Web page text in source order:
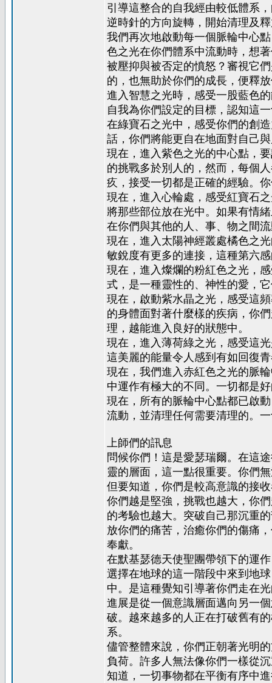
引導這整合的自我經由較低體系
逆時針的方向旋轉，開始清理及
我們再次地啟動每一個脈輪中心
色之光在你們體系中流動時，想
被壓抑與被否定的憤怒？審視它
的，也無助於你們的成長，便釋
進入智慧之光時，感受一股藍色
自我為你們設定的目標，認知這
在綠寶石之光中，感受你們的創
話，你們將能更自在地面對自己
現在，進入紫色之光的中心點，
的挑戰多於別人的，然而，每個
疚，接受一切都是正確的經驗。
現在，進入心輪處，感受紅寶石
將那些部位放在光中。如果有情
在你們與其他的人、事、物之間
現在，進入太陽神經叢處橘色之
敏銳度有更多的連接，這種第六
現在，進入燦爛的粉紅色之光，
式，是一種靈性的、神性的愛，
現在，啟動紫水晶之光，感受這
的身體面對著什麼樣的疾病，你
理，越能進入良好的狀態中。
現在，進入薄荷綠之光，感受這
這美麗的能量令人感到有如回復
現在，我們進入赤紅色之光的脈
中運作有極大的不同。一切都是
現在，所有的脈輪中心點都已啟
流動，並清理任何需要清理的。
上師們的訊息
問候你們！這是愛瑟瑞爾。在這
靈的層面，這一點很重要。你們
但要知道，你們是較高意識的接
你們越是堅強，挑戰也越大，你
的考驗也越大。突破自己那沉重
放你們的痛苦，治癒你們的傷痛
奉獻。
在默基瑟德天使聖團帶領下的運
選擇在地球的這一階段中來到地
中。是這種覺知引導著你們走在
進展是從一個意識層面邁向另一
破。越來越多的人正在打破舊有
系。
儘管整體來說，你們正朝著光明
負荷。許多人無法像你們一樣從
知道，一切事物都在平衡有序中